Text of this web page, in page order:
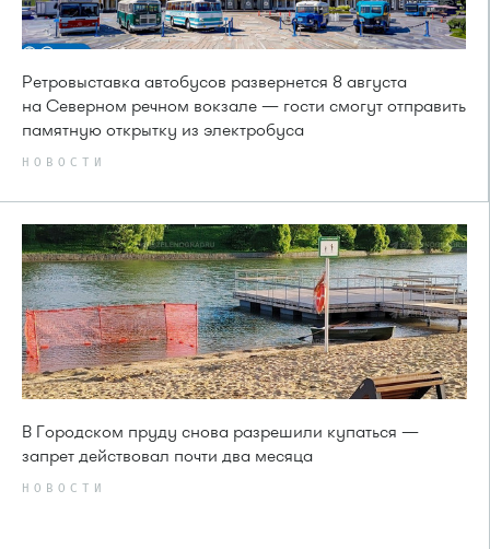
Ретровыставка автобусов развернется 8 августа
на Северном речном вокзале — гости смогут отправить
памятную открытку из электробуса
НОВОСТИ
В Городском пруду снова разрешили купаться —
запрет действовал почти два месяца
НОВОСТИ